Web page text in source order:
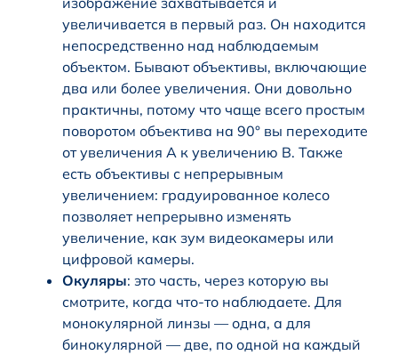
увеличивается в первый раз. Он находится
непосредственно над наблюдаемым
объектом. Бывают объективы, включающие
два или более увеличения. Они довольно
практичны, потому что чаще всего простым
поворотом объектива на 90° вы переходите
от увеличения A к увеличению B. Также
есть объективы с непрерывным
увеличением: градуированное колесо
позволяет непрерывно изменять
увеличение, как зум видеокамеры или
цифровой камеры.
Окуляры: это часть, через которую вы
смотрите, когда что-то наблюдаете. Для
монокулярной линзы — одна, а для
бинокулярной — две, по одной на каждый